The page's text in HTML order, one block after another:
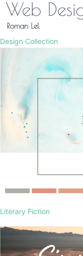
Design Collection
Literary Fiction